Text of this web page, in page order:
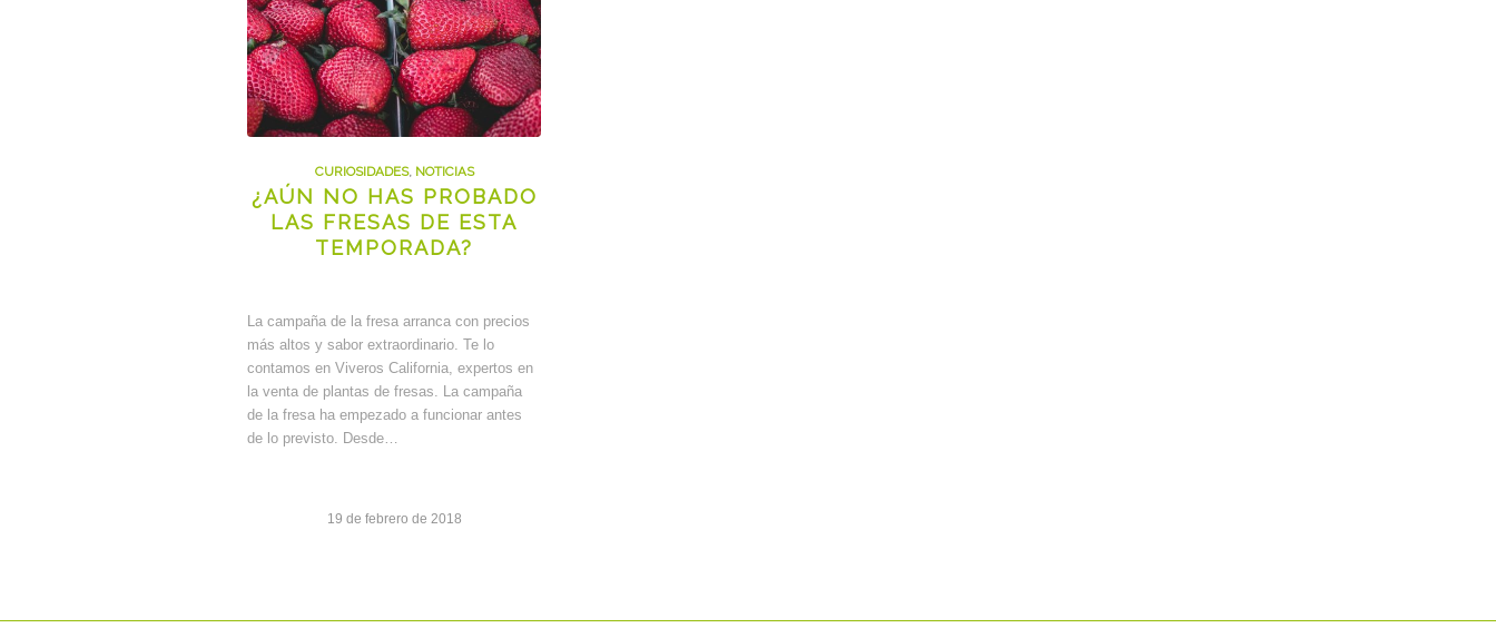
CURIOSIDADES, NOTICIAS
¿AÚN NO HAS PROBADO
LAS FRESAS DE ESTA
TEMPORADA?
La campaña de la fresa arranca con precios
más altos y sabor extraordinario. Te lo
contamos en Viveros California, expertos en
la venta de plantas de fresas. La campaña
de la fresa ha empezado a funcionar antes
de lo previsto. Desde…
19 de febrero de 2018